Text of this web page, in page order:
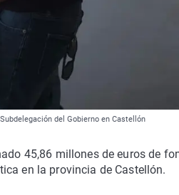
del Gobierno en Castellón
45,86 millones de euros de
en la provincia de Castellón.